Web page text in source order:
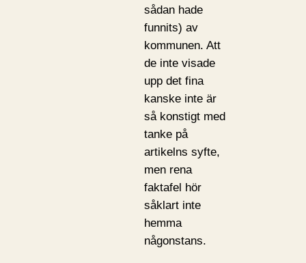
sådan hade
funnits) av
kommunen. Att
de inte visade
upp det fina
kanske inte är
så konstigt med
tanke på
artikelns syfte,
men rena
faktafel hör
såklart inte
hemma
någonstans.